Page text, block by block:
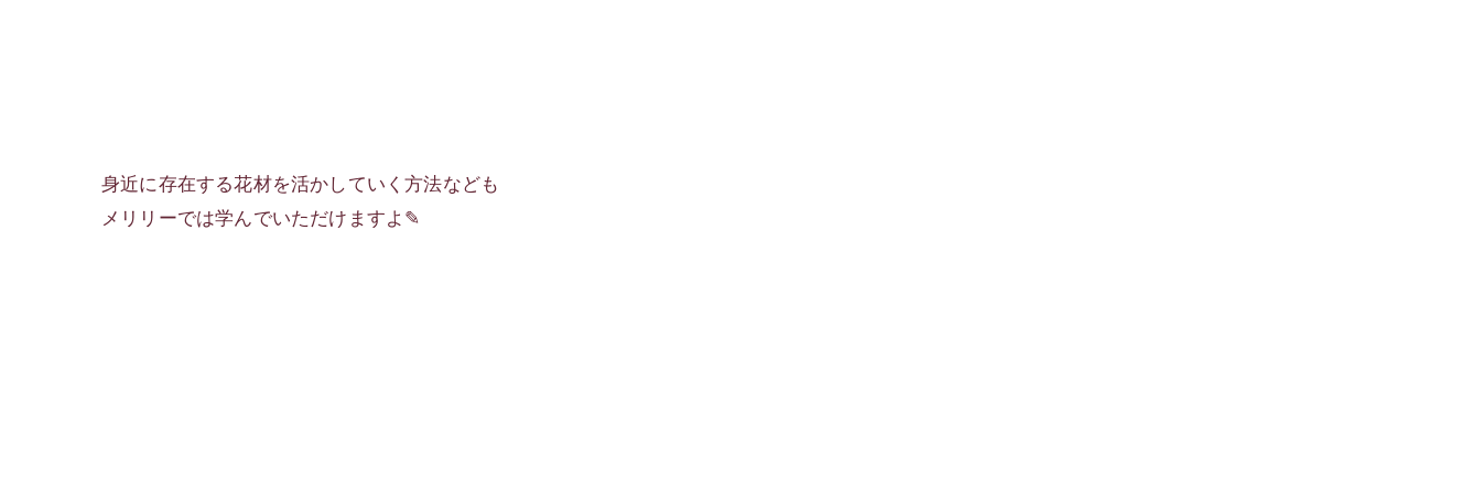
身近に存在する花材を活かしていく方法なども
メリリーでは学んでいただけますよ✎